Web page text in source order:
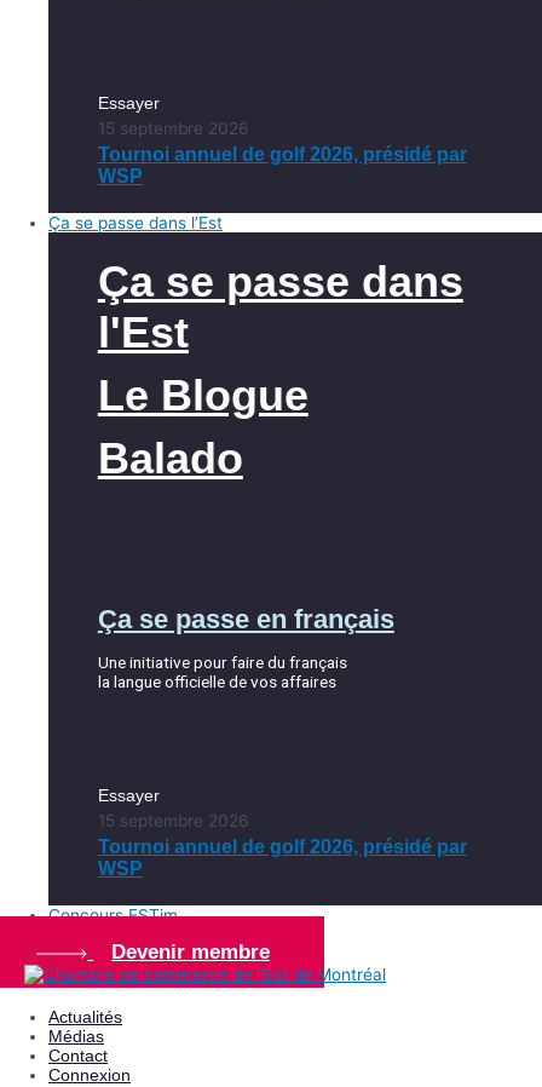
Essayer
15 septembre 2026
Tournoi annuel de golf 2026, présidé par
WSP
Ça se passe dans l’Est
Ça se passe dans
l'Est
Le Blogue
Balado
Ça se passe en français
Une initiative pour faire du français
la langue officielle de vos affaires
Essayer
15 septembre 2026
Tournoi annuel de golf 2026, présidé par
WSP
Concours ESTim
Devenir membre
Actualités
Médias
Contact
Connexion